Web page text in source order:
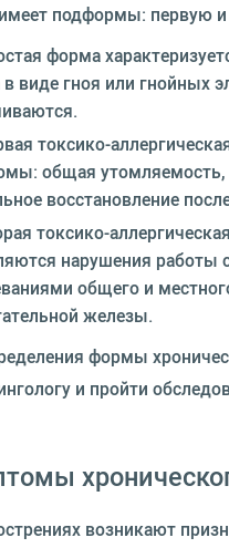
подформы: первую
форма
в виде гноя или гнойных
токсико-
общая утомляемость,
восстановление
токсико-
нарушения работы
общего и
железы.
формы
и пройти
возникают